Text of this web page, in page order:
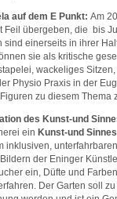
auf dem E Punkt: Am
Feil übergeben, die bis
sind einerseits in ihrer
sie als kritische
wackeliges
Physio Praxis in der
zu diesem Thema
des Kunst-und
ein Kunst-und
inklusiven,
der Eninger
ein, Düfte und
Der Garten soll